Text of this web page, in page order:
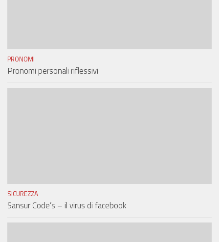
PRONOMI
Pronomi personali riflessivi
SICUREZZA
Sansur Code’s – il virus di facebook